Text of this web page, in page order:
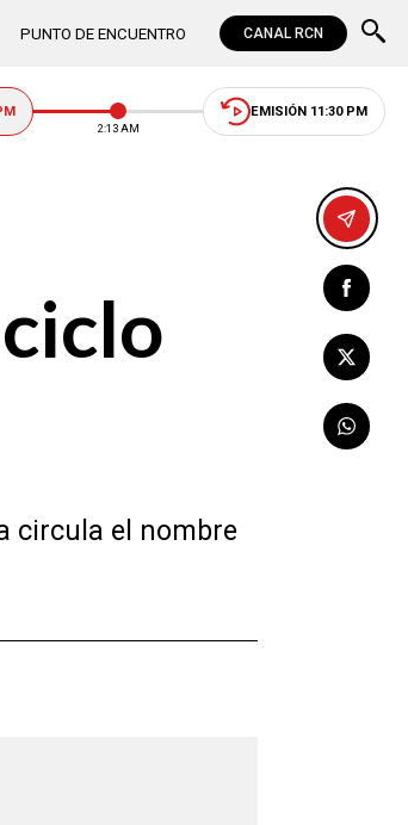
PUNTO DE ENCUENTRO CANAL RCN
2:13 AM
EMISIÓN 11:30 PM
circula el nombre